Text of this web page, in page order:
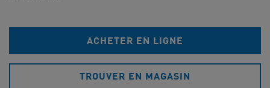
ACHETER EN LIGNE
TROUVER EN MAGASIN